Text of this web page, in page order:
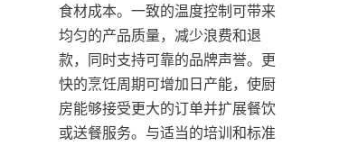
食材成本。一致的温度控制可带来
均匀的产品质量，减少浪费和退
款，同时支持可靠的品牌声誉。更
快的烹饪周期可增加日产能，使厨
房能够接受更大的订单并扩展餐饮
或送餐服务。与适当的培训和标准